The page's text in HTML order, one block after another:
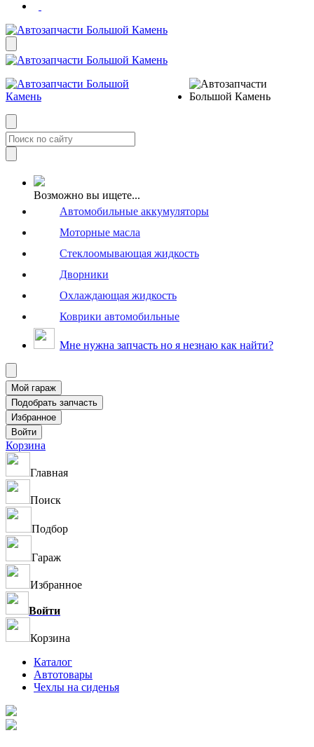
Возможно вы ищете...
Автомобильные аккумуляторы
Моторные масла
Стеклоомывающая жидкость
Дворники
Охлаждающая жидкость
Коврики автомобильные
Мне нужна запчасть но я незнаю как найти?
Корзина
Главная
Поиск
Подбор
Гараж
Избранное
Войти
Корзина
Каталог
Автотовары
Чехлы на сиденья